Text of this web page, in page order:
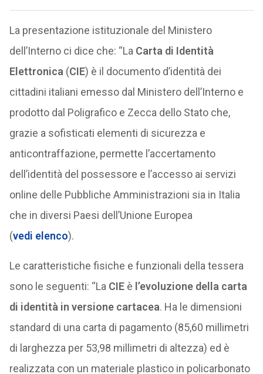
La presentazione istituzionale del Ministero
dell’Interno ci dice che: “La Carta di Identità
Elettronica (CIE) è il documento d’identità dei
cittadini italiani emesso dal Ministero dell’Interno e
prodotto dal Poligrafico e Zecca dello Stato che,
grazie a sofisticati elementi di sicurezza e
anticontraffazione, permette l’accertamento
dell’identità del possessore e l’accesso ai servizi
online delle Pubbliche Amministrazioni sia in Italia
che in diversi Paesi dell’Unione Europea
(vedi elenco).
Le caratteristiche fisiche e funzionali della tessera
sono le seguenti: “La CIE è l’evoluzione della carta
di identità in versione cartacea. Ha le dimensioni
standard di una carta di pagamento (85,60 millimetri
di larghezza per 53,98 millimetri di altezza) ed è
realizzata con un materiale plastico in policarbonato